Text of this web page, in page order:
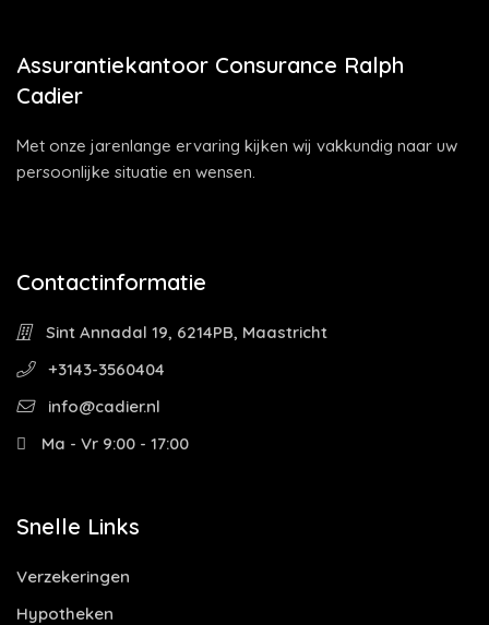
Assurantiekantoor Consurance Ralph
Cadier
Met onze jarenlange ervaring kijken wij vakkundig naar uw
persoonlijke situatie en wensen.
Contactinformatie
Sint Annadal 19, 6214PB, Maastricht
+3143-3560404
info@cadier.nl
Ma - Vr 9:00 - 17:00
Snelle Links
Verzekeringen
Hypotheken